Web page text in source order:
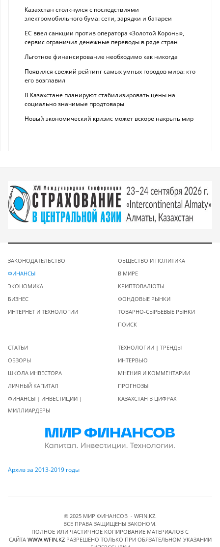
Казахстан столкнулся с последствиями
электромобильного бума: сети, зарядки и батареи
ЕС ввел санкции против оператора «Золотой Короны»,
сервис ограничил денежные переводы в ряде стран
Льготное финансирование необходимо как никогда
Появился свежий рейтинг самых умных городов мира: кто
его возглавил
В Казахстане планируют стабилизировать цены на
социально значимые продтовары
Новый экономический кризис может вскоре накрыть мир
ЗАКОНОДАТЕЛЬСТВО
ФИНАНСЫ
ЭКОНОМИКА
БИЗНЕС
ИНТЕРНЕТ И ТЕХНОЛОГИИ
ОБЩЕСТВО И ПОЛИТИКА
В МИРЕ
КРИПТОВАЛЮТЫ
ФОНДОВЫЕ РЫНКИ
ТОВАРНО-СЫРЬЕВЫЕ РЫНКИ
ПОИСК
СТАТЬИ
ОБЗОРЫ
ШКОЛА ИНВЕСТОРА
ЛИЧНЫЙ КАПИТАЛ
ФИНАНСЫ | ИНВЕСТИЦИИ |
МИЛЛИАРДЕРЫ
ТЕХНОЛОГИИ | ТРЕНДЫ
ИНТЕРВЬЮ
МНЕНИЯ И КОММЕНТАРИИ
ПРОГНОЗЫ
КАЗАХСТАН В ЦИФРАХ
Архив за 2013-2019 годы
© 2025 МИР ФИНАНСОВ - WFIN.KZ.
ВСЕ ПРАВА ЗАЩИЩЕНЫ ЗАКОНОМ.
ПОЛНОЕ ИЛИ ЧАСТИЧНОЕ КОПИРОВАНИЕ МАТЕРИАЛОВ C
САЙТА WWW.WFIN.KZРАЗРЕШЕНО ТОЛЬКО ПРИ ОБЯЗАТЕЛЬНОМ УКАЗАНИИ